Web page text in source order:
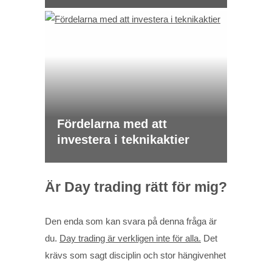
Fördelarna med att
investera i teknikaktier
Är Day trading rätt för mig?
Den enda som kan svara på denna fråga är
du. Day trading är verkligen inte för alla. Det
krävs som sagt disciplin och stor hängivenhet